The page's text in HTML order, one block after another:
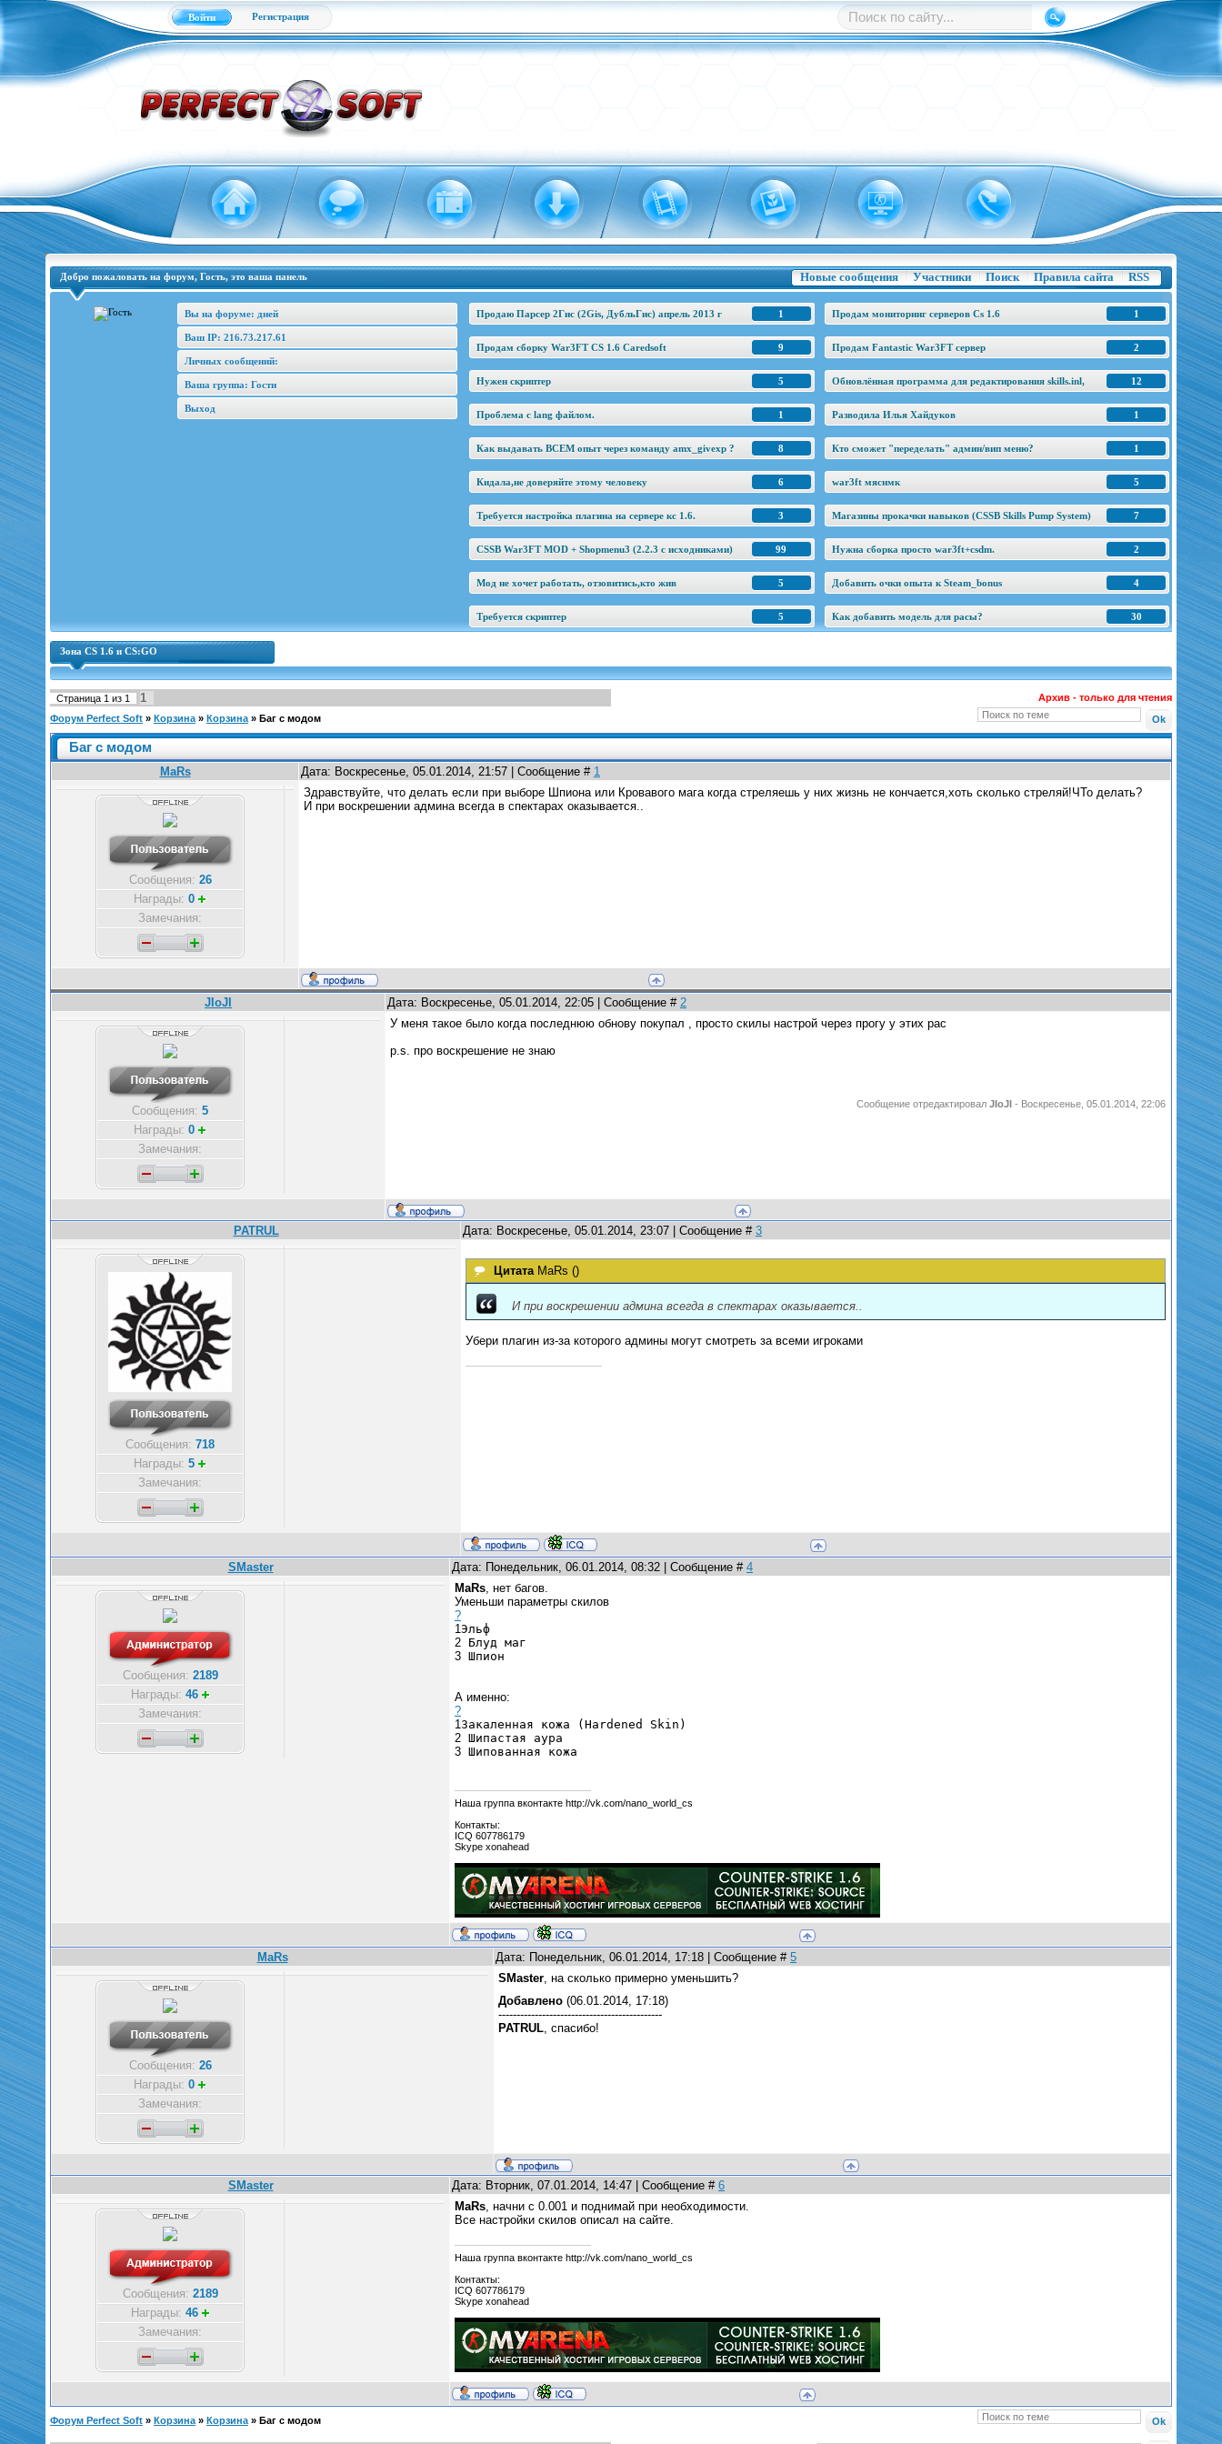
Войти Регистрация
Новые сообщения Участники Поиск Правила сайта RSS
Добро пожаловать на форум, Гость, это ваша панель
Вы на форуме: дней
Ваш IP: 216.73.217.61
Личных сообщений:
Ваша группа: Гости
Выход
1
Продаю Парсер 2Гис (2Gis, ДубльГис) апрель 2013 г 1
Продам мониторинг серверов Cs 1.6
9
Продам сборку War3FT CS 1.6 Caredsoft 2
Продам Fantastic War3FT сервер
5
Нужен скриптер 12
Обновлённая программа для редактирования skills.inl,
1
Проблема с lang файлом. 1
Разводила Илья Хайдуков
8
Как выдавать ВСЕМ опыт через команду amx_givexp ? 1
Кто сможет "переделать" админ/вип меню?
6
Кидала,не доверяйте этому человеку 5
war3ft мяснмк
3
Требуется настройка плагина на сервере кс 1.6. 7
Магазины прокачки навыков (CSSB Skills Pump System)
99
CSSB War3FT MOD + Shopmenu3 (2.2.3 c исходниками) 2
Нужна сборка просто war3ft+csdm.
5
Мод не хочет работать, отзовитись,кто жив 4
Добавить очки опыта к Steam_bonus
5
Требуется скриптер 30
Как добавить модель для расы?
Зона CS 1.6 и CS:GO
Страница 1 из 1 1
Архив - только для чтения
Форум Perfect Soft » Корзина » Корзина » Баг с модом
Баг с модом
MaRs Дата: Воскресенье, 05.01.2014, 21:57 | Сообщение # 1
Сообщения: 26
Награды: 0
Замечания:
Здравствуйте, что делать если при выборе Шпиона или Кровавого мага когда стреляешь у них жизнь не кончается,хоть сколько стреляй!ЧТо делать?
И при воскрешении админа всегда в спектарах оказывается..
JIoJI Дата: Воскресенье, 05.01.2014, 22:05 | Сообщение # 2
Сообщения: 5
Награды: 0
Замечания:
У меня такое было когда последнюю обнову покупал , просто скилы настрой через прогу у этих рас
p.s. про воскрешение не знаю
Сообщение отредактировал JIoJI - Воскресенье, 05.01.2014, 22:06
PATRUL Дата: Воскресенье, 05.01.2014, 23:07 | Сообщение # 3
Сообщения: 718
Награды: 5
Замечания:
Цитата MaRs ()
И при воскрешении админа всегда в спектарах оказывается..
Убери плагин из-за которого админы могут смотреть за всеми игроками
SMaster Дата: Понедельник, 06.01.2014, 08:32 | Сообщение # 4
Сообщения: 2189
Награды: 46
Замечания:
MaRs, нет багов.
Уменьши параметры скилов
?
1
2
3
Эльф
Блуд маг
Шпион
А именно:
?
1
2
3
Закаленная кожа (Hardened Skin)
Шипастая аура
Шипованная кожа
Наша группа вконтакте http://vk.com/nano_world_cs
Контакты:
ICQ 607786179
Skype xonahead
MaRs Дата: Понедельник, 06.01.2014, 17:18 | Сообщение # 5
Сообщения: 26
Награды: 0
Замечания:
SMaster, на сколько примерно уменьшить?
Добавлено (06.01.2014, 17:18)
---------------------------------------------
PATRUL, спасибо!
SMaster Дата: Вторник, 07.01.2014, 14:47 | Сообщение # 6
Сообщения: 2189
Награды: 46
Замечания:
MaRs, начни с 0.001 и поднимай при необходимости.
Все настройки скилов описал на сайте.
Наша группа вконтакте http://vk.com/nano_world_cs
Контакты:
ICQ 607786179
Skype xonahead
Форум Perfect Soft » Корзина » Корзина » Баг с модом